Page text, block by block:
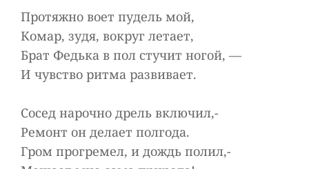
Протяжно воет пудель мой,
Комар, зудя, вокруг летает,
Брат Федька в пол стучит ногой, —
И чувство ритма развивает.
Сосед нарочно дрель включил,-
Ремонт он делает полгода.
Гром прогремел, и дождь полил,-